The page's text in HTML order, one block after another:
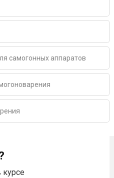
самогонных аппаратов
курсе